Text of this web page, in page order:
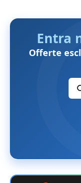
Entra
Offerte